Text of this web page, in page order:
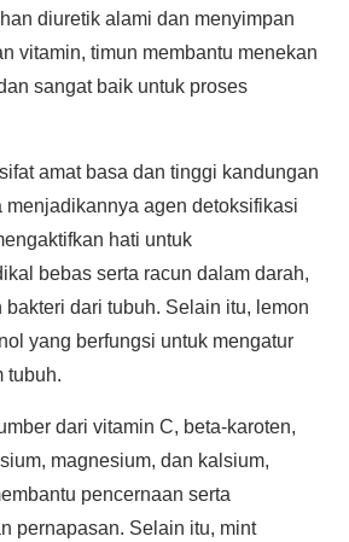
diuretik alami dan menyimpan
vitamin, timun membantu menekan
sangat baik untuk proses
amat basa dan tinggi kandungan
menjadikannya agen detoksifikasi
hati untuk
bebas serta racun dalam darah,
dari tubuh. Selain itu, lemon
yang berfungsi untuk mengatur
tubuh.
dari vitamin C, beta-karoten,
magnesium, dan kalsium,
pencernaan serta
pernapasan. Selain itu, mint